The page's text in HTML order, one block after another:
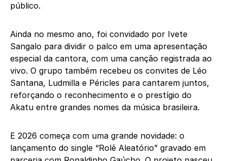
público.
Ainda no mesmo ano, foi convidado por Ivete
Sangalo para dividir o palco em uma apresentação
especial da cantora, com uma canção registrada ao
vivo. O grupo também recebeu os convites de Léo
Santana, Ludmilla e Péricles para cantarem juntos,
reforçando o reconhecimento e o prestígio do
Akatu entre grandes nomes da música brasileira.
E 2026 começa com uma grande novidade: o
lançamento do single “Rolê Aleatório” gravado em